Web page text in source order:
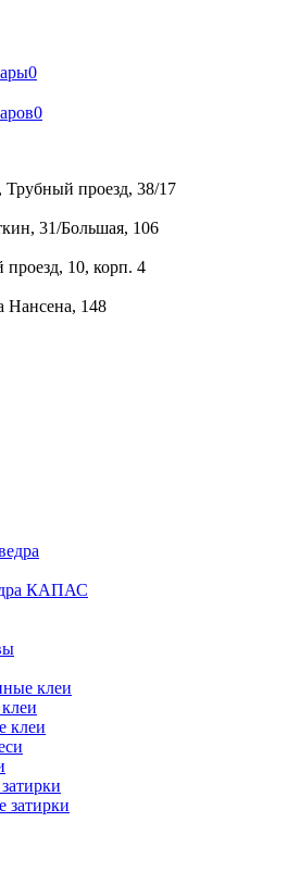
0
0
проезд, 38/17
31/Большая, 106
проезд, 10, корп. 4
Нансена, 148
КАПАС
клеи
клеи
затирки